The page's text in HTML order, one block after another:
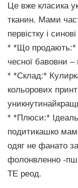
Це вже класика
тканин. Мами
первістку і
* *Що продають:*
чесної бавовни –
* *Склад:*
кольорових
* *Плюси:*
подитикашко
одяг не фанато
фолонвленно -
ТЕ реод.